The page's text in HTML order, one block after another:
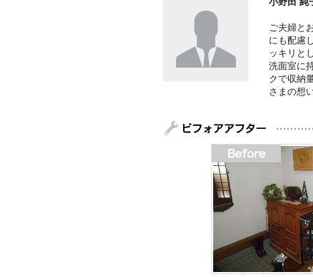
ご夫婦と
にも配慮
ッキリと
洗面室に
クで収納
さまの想